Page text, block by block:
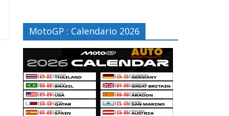
MotoGP : Calendario 2026